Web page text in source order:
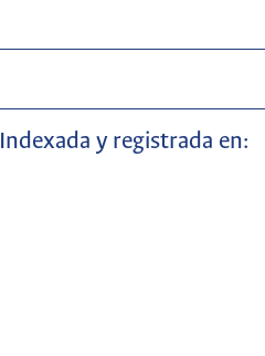
Indexada y registrada en: